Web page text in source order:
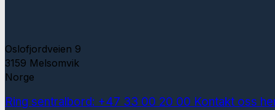
Oslofjordveien 9
3159 Melsomvik
Norge
Ring sentralbord: +47 33 00 20 00 Kontakt oss